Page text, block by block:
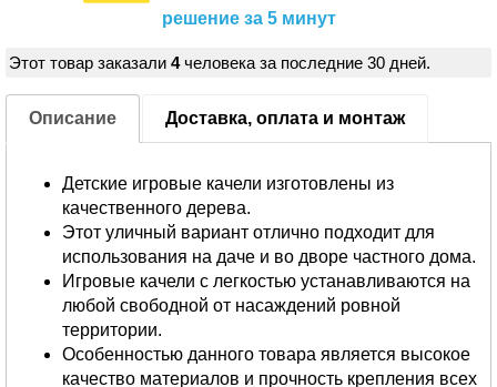
решение за 5 минут
Этот товар заказали 4человека за последние 30 дней.
Описание Доставка, оплата и монтаж
Детские игровые качели изготовлены из
качественного дерева.
Этот уличный вариант отлично подходит для
использования на даче и во дворе частного дома.
Игровые качели с легкостью устанавливаются на
любой свободной от насаждений ровной
территории.
Особенностью данного товара является высокое
качество материалов и прочность крепления всех